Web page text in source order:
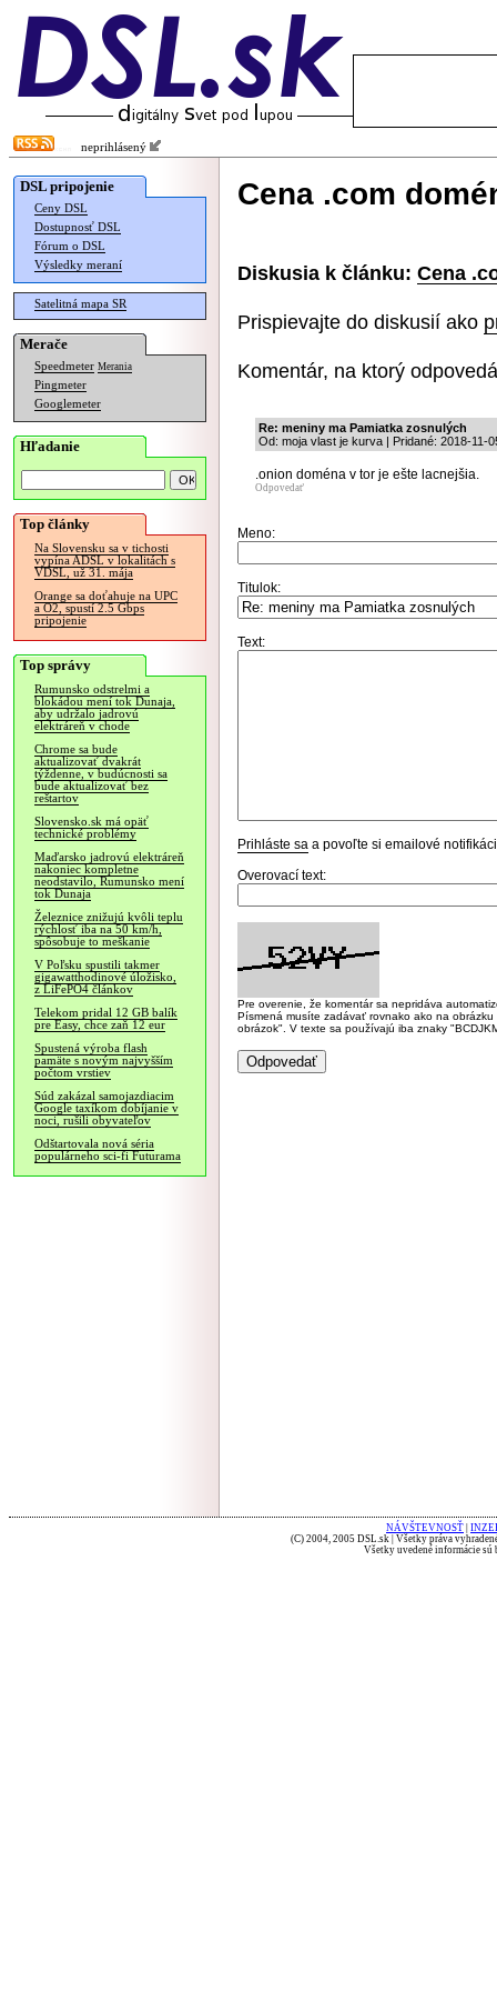
neprihlásený
DSL pripojenie
Ceny DSL
Dostupnosť DSL
Fórum o DSL
Výsledky meraní
Satelitná mapa SR
Merače
Speedmeter Merania
Pingmeter
Googlemeter
Hľadanie
Top články
Na Slovensku sa v tichosti
vypína ADSL v lokalitách s
VDSL, už 31. mája
Orange sa doťahuje na UPC
a O2, spustí 2.5 Gbps
pripojenie
Top správy
Rumunsko odstrelmi a
blokádou mení tok Dunaja,
aby udržalo jadrovú
elektráreň v chode
Chrome sa bude
aktualizovať dvakrát
týždenne, v budúcnosti sa
bude aktualizovať bez
reštartov
Slovensko.sk má opäť
technické problémy
Maďarsko jadrovú elektráreň
nakoniec kompletne
neodstavilo, Rumunsko mení
tok Dunaja
Železnice znižujú kvôli teplu
rýchlosť iba na 50 km/h,
spôsobuje to meškanie
V Poľsku spustili takmer
gigawatthodinové úložisko,
z LiFePO4 článkov
Telekom pridal 12 GB balík
pre Easy, chce zaň 12 eur
Spustená výroba flash
pamäte s novým najvyšším
počtom vrstiev
Súd zakázal samojazdiacim
Google taxíkom dobíjanie v
noci, rušili obyvateľov
Odštartovala nová séria
populárneho sci-fi Futurama
Cena .com
Diskusia k článku: Cena
Prispievajte do diskusií ako
Komentár, na ktorý
Re: meniny ma Pamiatka zosnulých
Od: moja vlast je kurva | Pridané: 2018-11-
.onion doména v tor je ešte lacnejšia.
Odpovedať
Meno:
Titulok:
Text:
Prihláste sa a povoľte si emailové
Overovací text:
Pre overenie, že komentár sa nepridáva
Písmená musíte zadávať rovnako ako na
obrázok". V texte sa používajú iba znaky
NÁVŠTEVNOSŤ
(C) 2004, 2005 DSL.sk | Všetky práva
Všetky uvedené informácie sú